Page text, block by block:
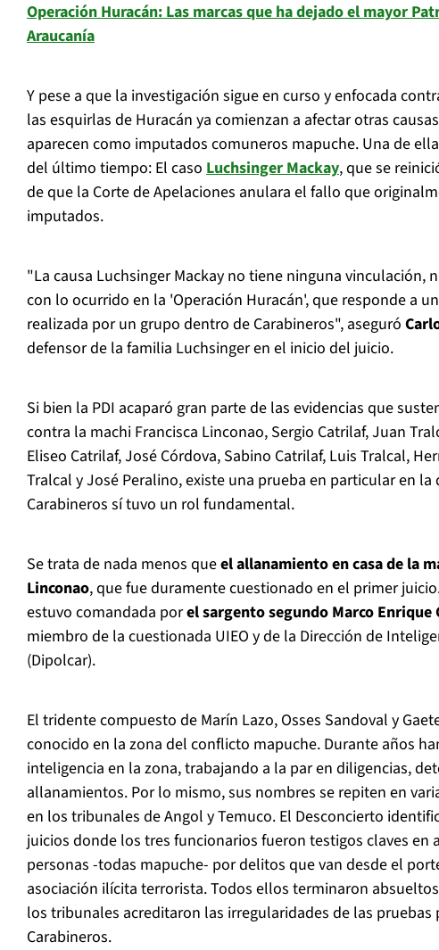
Operación Huracán: Las marcas que ha dejado el mayor
Araucanía
Y pese a que la investigación sigue en curso y enfocada
las esquirlas de Huracán ya comienzan a afectar otras
aparecen como imputados comuneros mapuche. Una de
del último tiempo: El caso Luchsinger Mackay, que se
de que la Corte de Apelaciones anulara el fallo que
imputados.
"La causa Luchsinger Mackay no tiene ninguna vinculación,
con lo ocurrido en la 'Operación Huracán', que responde a
realizada por un grupo dentro de Carabineros", aseguró
defensor de la familia Luchsinger en el inicio del juicio.
Si bien la PDI acaparó gran parte de las evidencias que
contra la machi Francisca Linconao, Sergio Catrilaf, Juan
Eliseo Catrilaf, José Córdova, Sabino Catrilaf, Luis Tralcal,
Tralcal y José Peralino, existe una prueba en particular en
Carabineros sí tuvo un rol fundamental.
Se trata de nada menos queel allanamiento en casa de la
Linconao, que fue duramente cuestionado en el primer
estuvo comandada porel sargento segundo Marco Enrique
miembro de la cuestionada UIEO y de la Dirección de
(Dipolcar).
El tridente compuesto de Marín Lazo, Osses Sandoval y
conocido en la zona del conflicto mapuche. Durante años
inteligencia en la zona, trabajando a la par en diligencias,
allanamientos. Por lo mismo, sus nombres se repiten en
en los tribunales de Angol y Temuco. El Desconcierto
juicios donde los tres funcionarios fueron testigos claves en
personas -todas mapuche- por delitos que van desde el
asociación ilícita terrorista. Todos ellos terminaron
los tribunales acreditaron las irregularidades de las pruebas
Carabineros.